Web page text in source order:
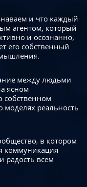
и что каждый
агентом, который
и осознанно,
его собственный
между людьми
ясном
собственном
моделях реальность
в котором
коммуникация
радость всем